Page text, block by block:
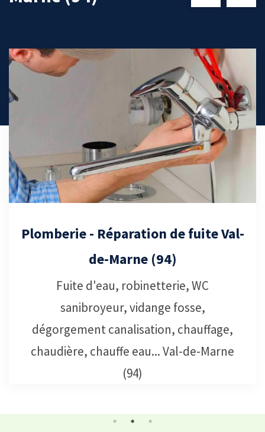
Débouchage canalisation - Val-de-
Marne (94)
Services de débouchage canalisation
Val-de-Marne (94), notre équipe
professionnelle effectuera le nécessaire
pour déboucher les canalisations.